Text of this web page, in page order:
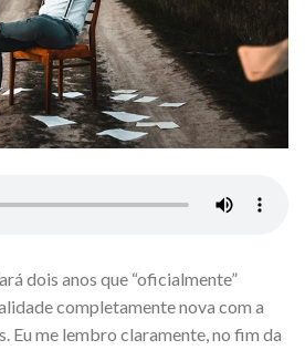
dois anos que “oficialmente”
completamente nova com a
Eu me lembro claramente, no fim da